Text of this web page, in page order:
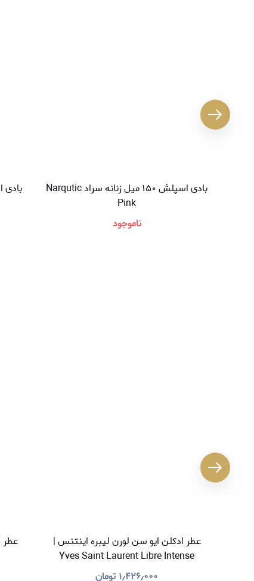
بادی اسپلش ۱۵۰ میل زنانه سراد Narqutic
Pink
ناموجود
عطر ادکلن ایو سن لورن لیبره اینتنس |
Yves Saint Laurent Libre Intense
۱٫۴۲۶٫۰۰۰ تومان